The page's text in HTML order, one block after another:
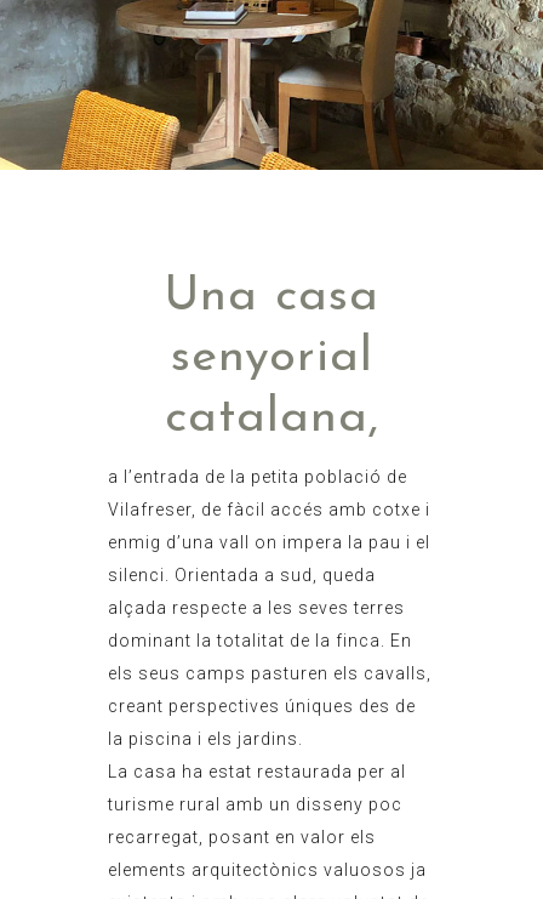
Una casa
senyorial
catalana,
a l’entrada de la petita població de
Vilafreser, de fàcil accés amb cotxe i
enmig d’una vall on impera la pau i el
silenci. Orientada a sud, queda
alçada respecte a les seves terres
dominant la totalitat de la finca. En
els seus camps pasturen els cavalls,
creant perspectives úniques des de
la piscina i els jardins.
La casa ha estat restaurada per al
turisme rural amb un disseny poc
recarregat, posant en valor els
elements arquitectònics valuosos ja